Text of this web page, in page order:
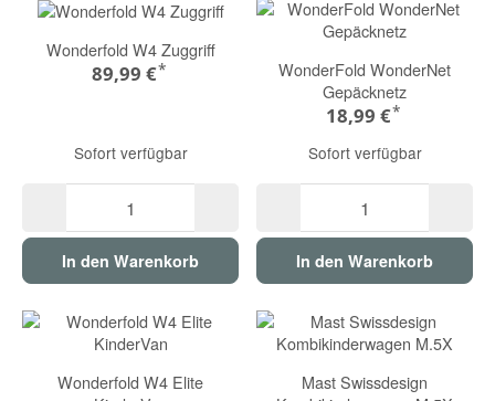
Wonderfold W4 Zuggriff
89,99 €*
Sofort verfügbar
In den Warenkorb
WonderFold WonderNet
Gepäcknetz
18,99 €*
Sofort verfügbar
In den Warenkorb
Wonderfold W4 Elite
Mast Swissdesign